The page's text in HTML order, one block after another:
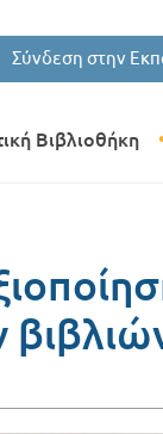
Σύνδεση στην
Βιβλιοθήκη